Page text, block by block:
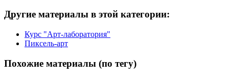
Другие материалы в этой категории:
Курс "Арт-лаборатория"
Пиксель-арт
Похожие материалы (по тегу)